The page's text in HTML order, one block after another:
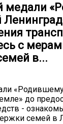
медали
с
в...
до
-
семей в